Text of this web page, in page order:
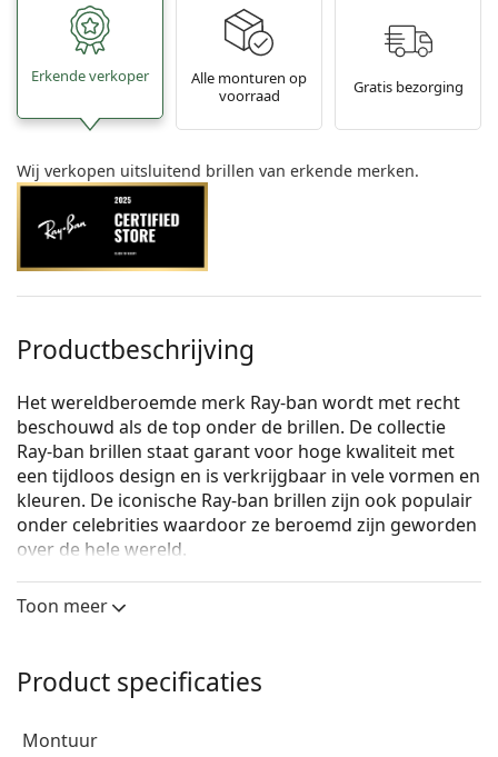
Erkende verkoper
Alle monturen op
voorraad
Gratis bezorging
Wij verkopen uitsluitend brillen van erkende merken.
Productbeschrijving
Het wereldberoemde merk Ray-ban wordt met recht
beschouwd als de top onder de brillen. De collectie
Ray-ban brillen staat garant voor hoge kwaliteit met
een tijdloos design en is verkrijgbaar in vele vormen en
kleuren. De iconische Ray-ban brillen zijn ook populair
onder celebrities waardoor ze beroemd zijn geworden
over de hele wereld.
Ray-Ban Round Metal 0RX3447V 3094zijn unixsex
brillen.
functie van Lentiamo.
De roze kleur van het montuur past perfect bij een
Toon meer
Product specificaties
montuur